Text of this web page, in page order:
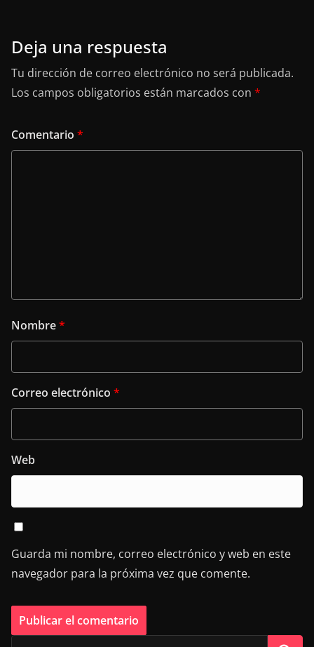
Deja una respuesta
Tu dirección de correo electrónico no será publicada.
Los campos obligatorios están marcados con *
Comentario *
Nombre*
Correo electrónico *
Web
Guarda mi nombre, correo electrónico y web en este
navegador para la próxima vez que comente.